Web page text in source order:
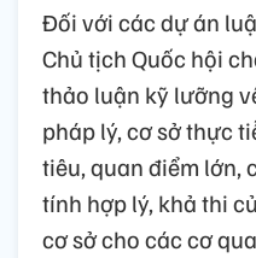
Đối với các dự án
Chủ tịch Quốc hội
thảo luận kỹ lưỡng
pháp lý, cơ sở thực
tiêu, quan điểm lớn,
tính hợp lý, khả thi
cơ sở cho các cơ